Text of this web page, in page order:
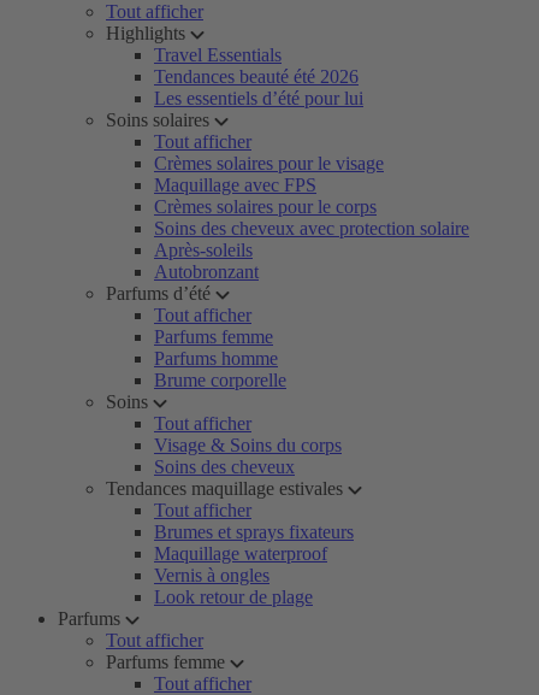
Tout afficher
Highlights
Travel Essentials
Tendances beauté été 2026
Les essentiels d’été pour lui
Soins solaires
Tout afficher
Crèmes solaires pour le visage
Maquillage avec FPS
Crèmes solaires pour le corps
Soins des cheveux avec protection solaire
Après-soleils
Autobronzant
Parfums d’été
Tout afficher
Parfums femme
Parfums homme
Brume corporelle
Soins
Tout afficher
Visage & Soins du corps
Soins des cheveux
Tendances maquillage estivales
Tout afficher
Brumes et sprays fixateurs
Maquillage waterproof
Vernis à ongles
Look retour de plage
Parfums
Tout afficher
Parfums femme
Tout afficher